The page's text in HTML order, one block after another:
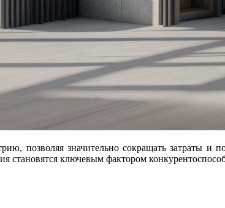
становятся ключевым фактором